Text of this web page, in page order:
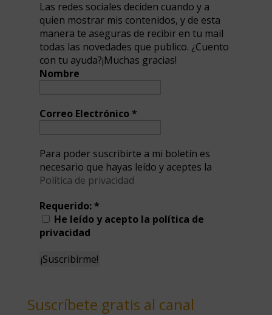
Las redes sociales deciden cuando y a
quien mostrar mis contenidos, y de esta
manera te aseguras de recibir en tu mail
todas las novedades que publico. ¿Cuento
con tu ayuda?¡Muchas gracias!
Nombre
Correo Electrónico*
Para poder suscribirte a mi boletín es
necesario que hayas leído y aceptes la
Política de privacidad
Requerido:*
He leído y acepto la política de
privacidad
Suscríbete gratis al canal